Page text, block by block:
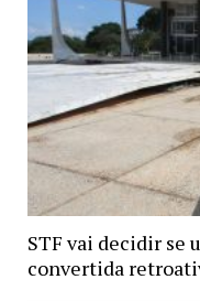
STF vai decidir se
convertida